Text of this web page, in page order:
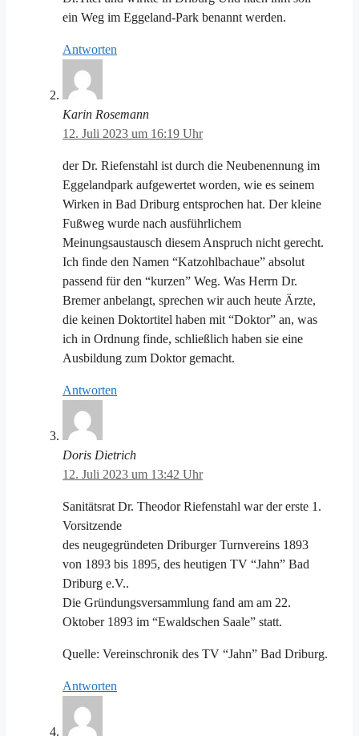
ein Weg im Eggeland-Park benannt werden.
Antworten
Karin Rosemann
12. Juli 2023 um 16:19 Uhr
der Dr. Riefenstahl ist durch die Neubenennung im
Eggelandpark aufgewertet worden, wie es seinem
Wirken in Bad Driburg entsprochen hat. Der kleine
Fußweg wurde nach ausführlichem
Meinungsaustausch diesem Anspruch nicht gerecht.
Ich finde den Namen “Katzohlbachaue” absolut
passend für den “kurzen” Weg. Was Herrn Dr.
Bremer anbelangt, sprechen wir auch heute Ärzte,
die keinen Doktortitel haben mit “Doktor” an, was
ich in Ordnung finde, schließlich haben sie eine
Ausbildung zum Doktor gemacht.
Antworten
Doris Dietrich
12. Juli 2023 um 13:42 Uhr
Sanitätsrat Dr. Theodor Riefenstahl war der erste 1.
Vorsitzende
des neugegründeten Driburger Turnvereins 1893
von 1893 bis 1895, des heutigen TV “Jahn” Bad
Driburg e.V..
Die Gründungsversammlung fand am am 22.
Oktober 1893 im “Ewaldschen Saale” statt.
Quelle: Vereinschronik des TV “Jahn” Bad Driburg.
Antworten